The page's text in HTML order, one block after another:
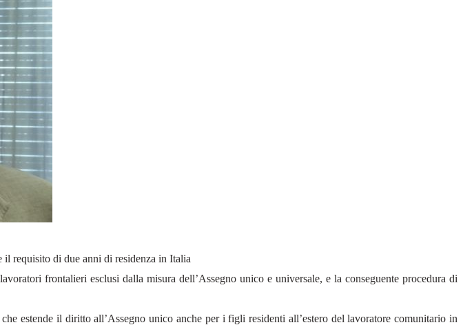
requisito di due anni di residenza in Italia
frontalieri esclusi dalla misura dell’Assegno unico e universale, e la conseguente procedura di
estende il diritto all’Assegno unico anche per i figli residenti all’estero del lavoratore comunitario in